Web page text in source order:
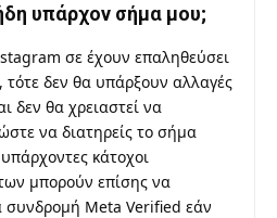
υπάρχον σήμα μου;
σε έχουν επαληθεύσει
δεν θα υπάρξουν αλλαγές
δεν θα χρειαστεί να
να διατηρείς το σήμα
κάτοχοι
μπορούν επίσης να
συνδρομή Meta Verified εάν